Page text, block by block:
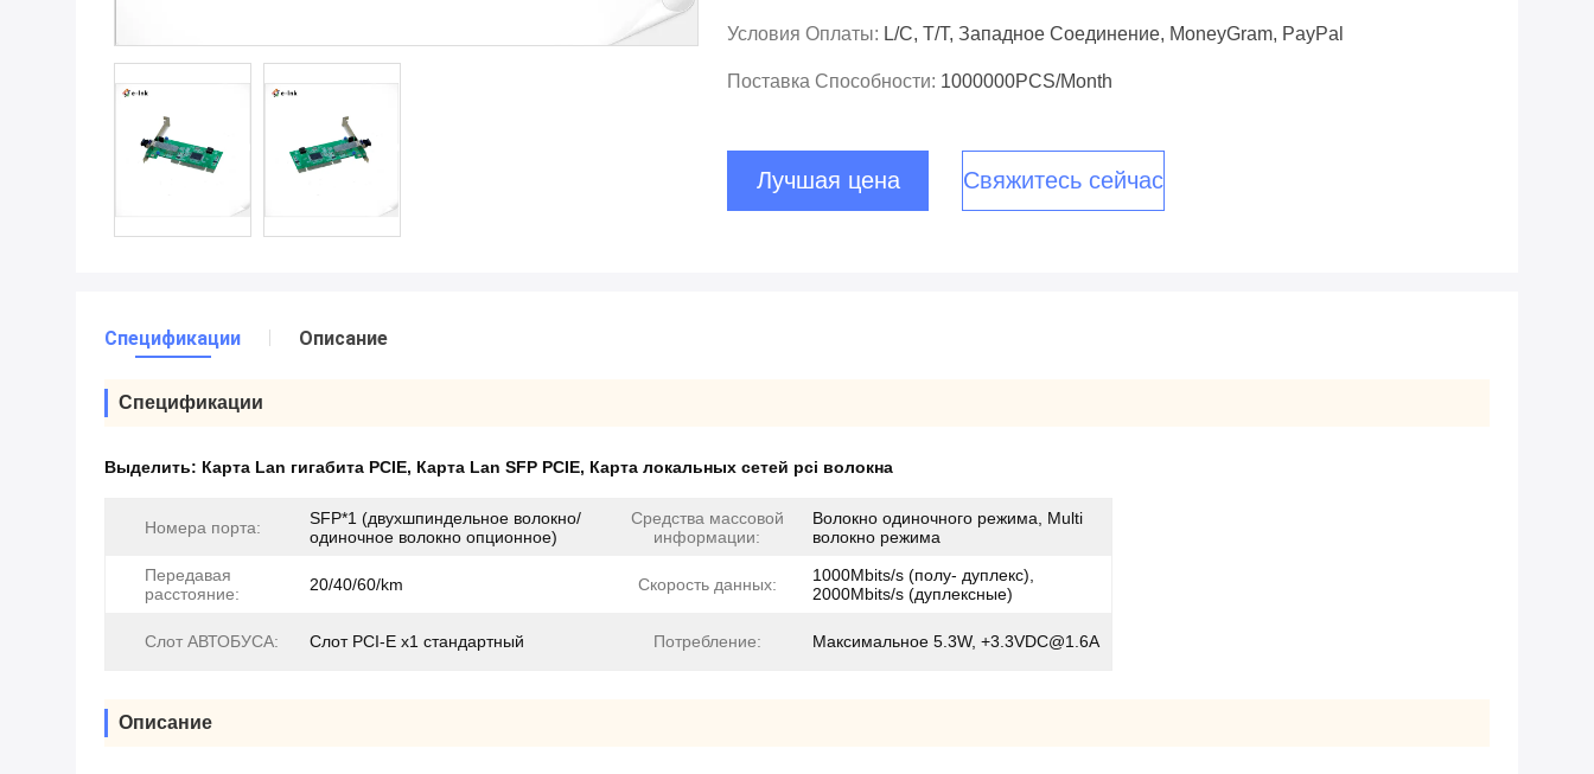
Условия Оплаты: L/C, T/T, Западное Соединение, MoneyGram, PayPal
Поставка Способности: 1000000PCS/Month
Лучшая цена Свяжитесь сейчас
Спецификации Описание
Спецификации
Выделить: Карта Lan гигабита PCIE, Карта Lan SFP PCIE, Карта локальных сетей pci волокна
Номера порта:
SFP*1 (двухшпиндельное волокно/
одиночное волокно опционное)
Средства массовой
информации:
Волокно одиночного режима, Multi
волокно режима
Передавая
расстояние:
20/40/60/km Скорость данных:
1000Mbits/s (полу- дуплекс),
2000Mbits/s (дуплексные)
Слот АВТОБУСА: Слот PCI-E x1 стандартный Потребление: Максимальное 5.3W, +3.3VDC@1.6A
Описание